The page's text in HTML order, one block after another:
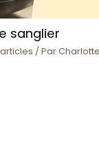
sanglier
/ Par